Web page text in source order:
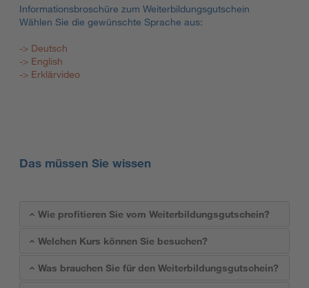
Informationsbroschüre zum Weiterbildungsgutschein
Wählen Sie die gewünschte Sprache aus:
-> Deutsch
-> English
-> Erklärvideo
Das müssen Sie wissen
Wie profitieren Sie vom Weiterbildungsgutschein?
Welchen Kurs können Sie besuchen?
Was brauchen Sie für den Weiterbildungsgutschein?